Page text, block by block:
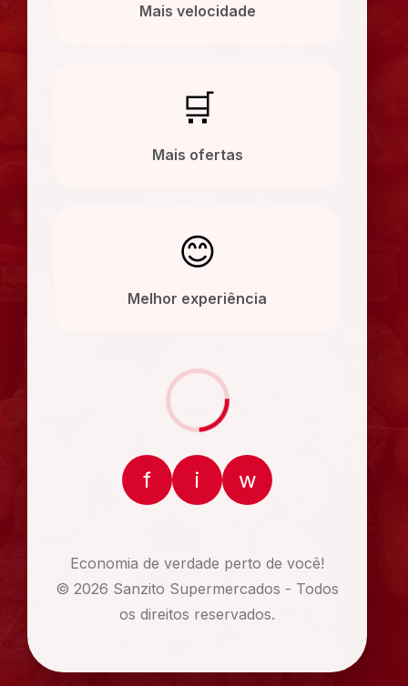
Mais velocidade
🛒
Mais ofertas
😊
Melhor experiência
f i w
Economia de verdade perto de você!
© 2026 Sanzito Supermercados - Todos
os direitos reservados.